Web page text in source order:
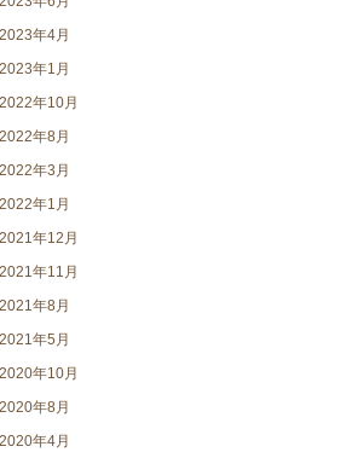
年4月
年1月
年10月
年8月
年3月
年1月
年12月
年11月
年8月
年5月
年10月
年8月
年4月